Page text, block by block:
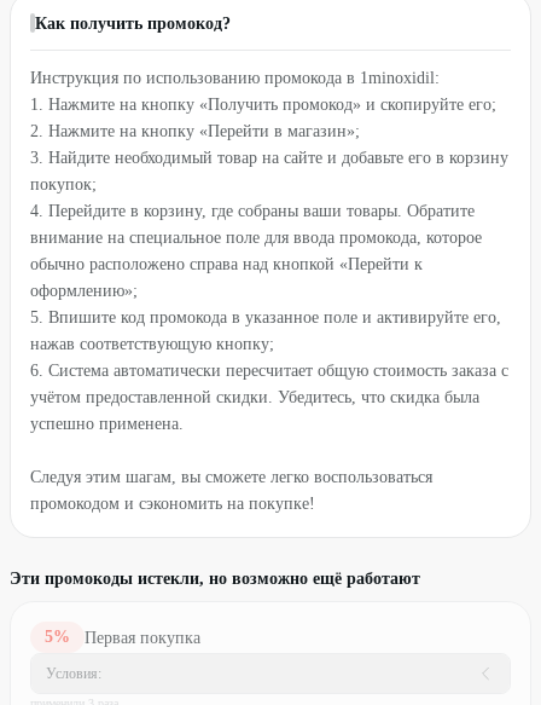
Как получить промокод?
Инструкция по использованию промокода в 1minoxidil:
1. Нажмите на кнопку «Получить промокод» и скопируйте его;
2. Нажмите на кнопку «Перейти в магазин»;
3. Найдите необходимый товар на сайте и добавьте его в корзину
покупок;
4. Перейдите в корзину, где собраны ваши товары. Обратите
внимание на специальное поле для ввода промокода, которое
обычно расположено справа над кнопкой «Перейти к
оформлению»;
5. Впишите код промокода в указанное поле и активируйте его,
нажав соответствующую кнопку;
6. Система автоматически пересчитает общую стоимость заказа с
учётом предоставленной скидки. Убедитесь, что скидка была
успешно применена.
Следуя этим шагам, вы сможете легко воспользоваться
промокодом и сэкономить на покупке!
Эти промокоды истекли, но возможно ещё работают
5% Первая покупка
Условия: